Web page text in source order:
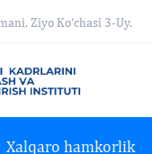
Ziyo Ko‘chasi 3-Uy.
Xalqaro hamkorlik